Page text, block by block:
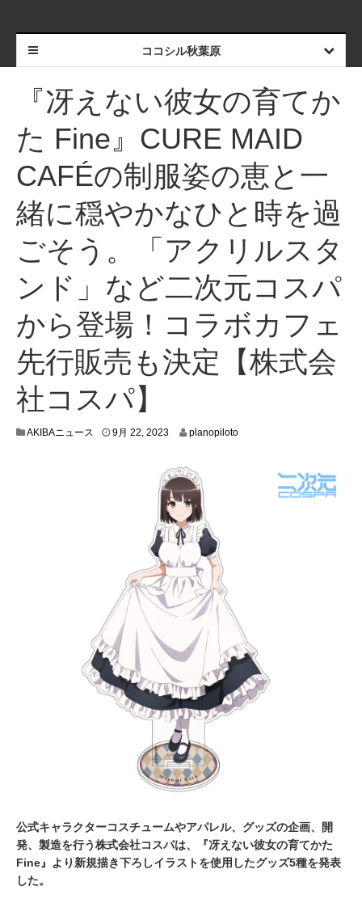
ココシル秋葉原
『冴えない彼女の育てか
た Fine』CURE MAID
CAFÉの制服姿の恵と一
緒に穏やかなひと時を過
ごそう。「アクリルスタ
ンド」など二次元コスパ
から登場！コラボカフェ
先行販売も決定【株式会
社コスパ】
AKIBAニュース 9月 22, 20239
1
,
2
0
2
3
planopiloto
公式キャラクターコスチュームやアパレル、グッズの企画、開
発、製造を行う株式会社コスパは、『冴えない彼女の育てかた
Fine』より新規描き下ろしイラストを使用したグッズ5種を発表
した。